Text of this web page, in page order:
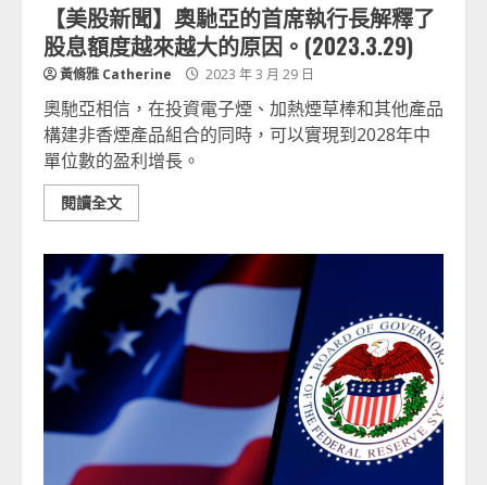
【美股新聞】奧馳亞的首席執行長解釋了
股息額度越來越大的原因。(2023.3.29)
黃脩雅 Catherine 2023 年 3 月 29 日
奧馳亞相信，在投資電子煙、加熱煙草棒和其他產品
構建非香煙產品組合的同時，可以實現到2028年中
單位數的盈利增長。
閱讀全文